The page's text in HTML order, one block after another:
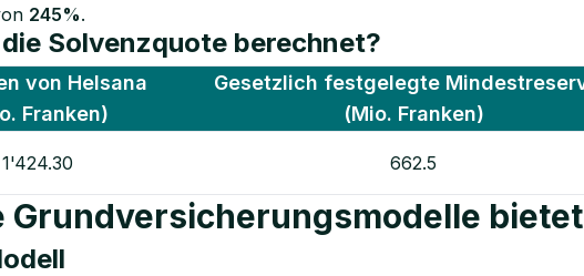
245%.
Solvenzquote berechnet?
von Helsana
Franken)
Gesetzlich festgelegte
(Mio. Franken)
1'424.30 662.5
Grundversicherungsmodelle bietet